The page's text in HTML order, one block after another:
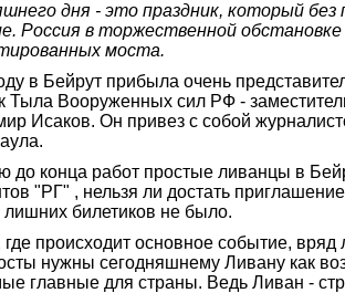
дня - это праздник, который без
Россия в торжественной
моста.
в Бейрут прибыла очень
Тыла Вооруженных сил РФ -
Исаков. Он привез с собой
до конца работ простые ливанцы в
"РГ" , нельзя ли достать
лишних билетиков не было.
где происходит основное событие,
нужны сегодняшнему Ливану как
главные для страны. Ведь Ливан -